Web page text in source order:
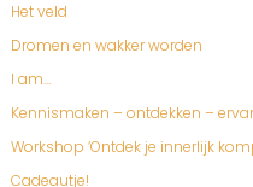
Het veld
Dromen en wakker worden
I am…
Kennismaken – ontdekken –
Workshop ‘Ontdek je innerlijk
Cadeautje!